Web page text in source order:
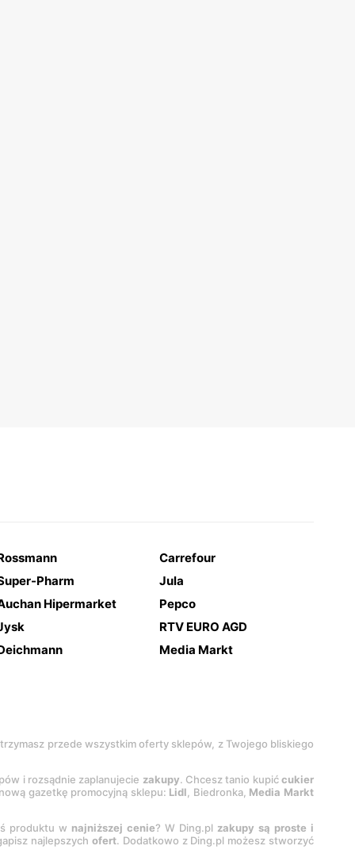
Carrefour
Pharm
Jula
Hipermarket
Pepco
RTV EURO AGD
Media Markt
przede wszystkim oferty sklepów, z Twojego bliskiego
i rozsądnie zaplanujecie zakupy. Chcesz tanio kupićcukier
gazetkę promocyjną sklepu: Lidl, Biedronka, Media Markt
produktu w najniższej cenie? W Ding.pl zakupy są proste i
najlepszychofert. Dodatkowo z Ding.pl możesz stworzyć